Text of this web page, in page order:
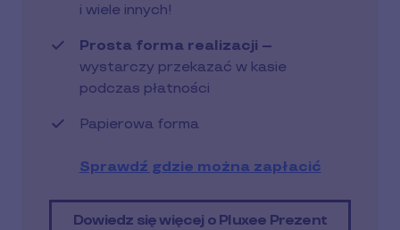
i wiele innych!
Prosta forma realizacji --
wystarczy przekazać w kasie
podczas płatności
Papierowa forma
Sprawdź gdzie można zapłacić
Dowiedz się więcej o Pluxee Prezent